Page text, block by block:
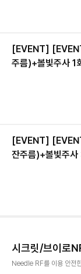
[EVENT]
주름)+볼빛주사 1
[EVENT]
잔주름)+볼빛주사
시크릿/브이로
Needle RF를 이용 안전